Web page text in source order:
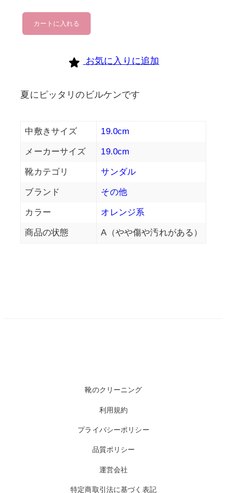
birkenstock
個
カートに入れる
お気に入りに追加
夏にピッタリのビルケンです
中敷きサイズ 19.0cm
メーカーサイズ 19.0cm
靴カテゴリ サンダル
ブランド その他
カラー オレンジ系
商品の状態 A（やや傷や汚れがある）
靴のクリーニング
利用規約
プライバシーポリシー
品質ポリシー
運営会社
特定商取引法に基づく表記